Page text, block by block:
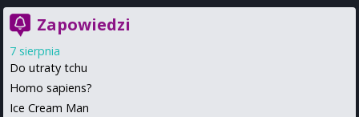
Zapowiedzi
7 sierpnia
Do utraty tchu
Homo sapiens?
Ice Cream Man